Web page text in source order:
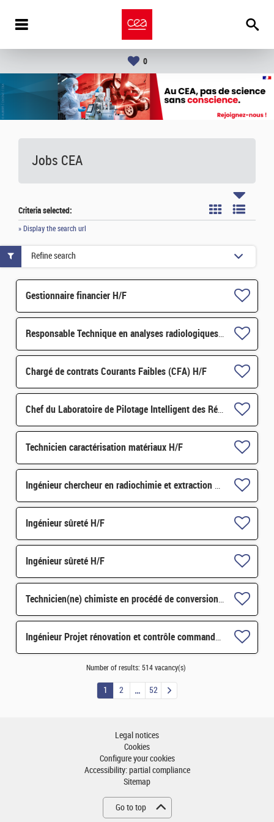
0
Jobs CEA
Criteria selected:
» Display the search url
Gestionnaire financier H/F
Responsable Technique en analyses radiologiques H/F
Chargé de contrats Courants Faibles (CFA) H/F
Chef du Laboratoire de Pilotage Intelligent des Réseaux Electriques (LIRE) H/F
Technicien caractérisation matériaux H/F
Ingénieur chercheur en radiochimie et extraction par solvant H/F
Ingénieur sûreté H/F
Ingénieur sûreté H/F
Technicien(ne) chimiste en procédé de conversion H/F
Ingénieur Projet rénovation et contrôle commande STEL H/F
Refine search
Number of results: 514 vacancy(s)
1 2 52
Legal notices
Cookies
Configure your cookies
Accessibility: partial compliance
Sitemap
Go to top